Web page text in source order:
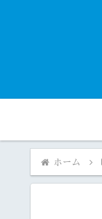
ホーム